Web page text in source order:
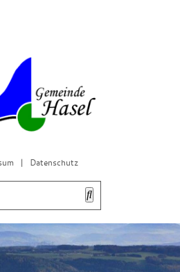
| Datenschutz
& Gemeinderat